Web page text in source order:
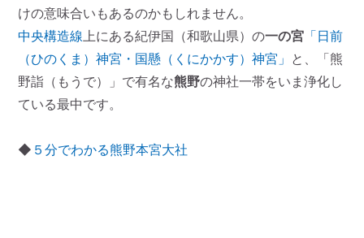
けの意味合いもあるのかもしれません。
中央構造線上にある紀伊国（和歌山県）の一の宮 「日前
（ひのくま）神宮・国懸（くにかかす）神宮」 と、「熊
野詣（もうで）」で有名な熊野の神社一帯をいま浄化し
ている最中です。
◆ ５分でわかる熊野本宮大社